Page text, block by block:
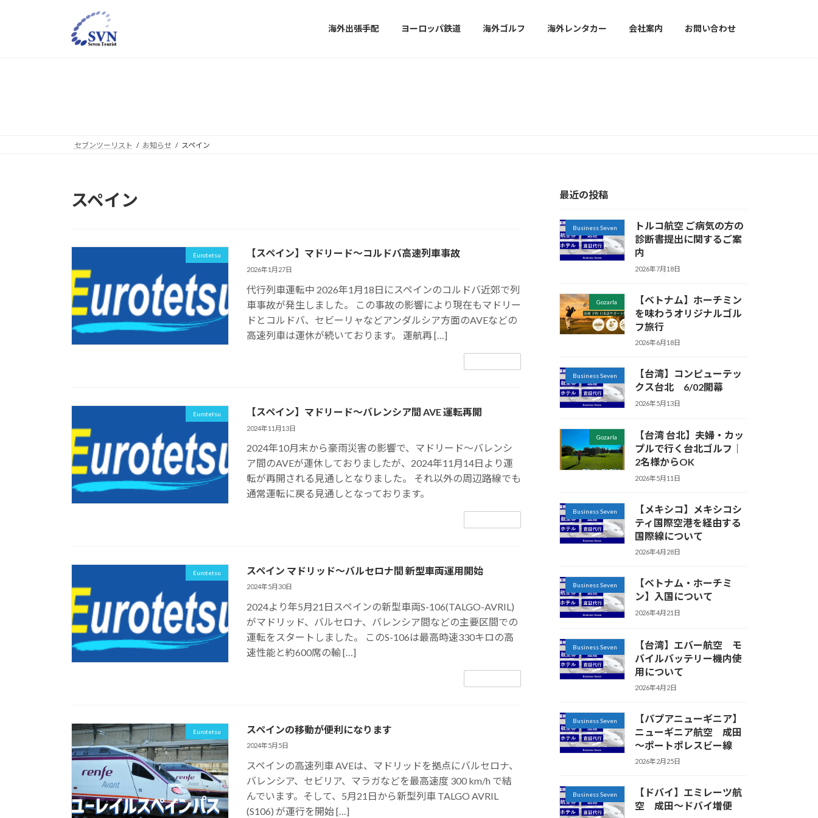
海外出張手配 ヨーロッパ鉄道 海外ゴルフ 海外レンタカー 会社案内 お問い合わせ
セブンツーリスト お知らせ スペイン
スペイン
Eurotetsu 【スペイン】マドリード～コルドバ高速列車事故
2026年1月27日
代行列車運転中 2026年1月18日にスペインのコルドバ近郊で列
車事故が発生しました。 この事故の影響により現在もマドリー
ドとコルドバ、セビーリャなどアンダルシア方面のAVEなどの
高速列車は運休が続いております。 運航再 […]
Eurotetsu 【スペイン】マドリード～バレンシア間 AVE 運転再開
2024年11月13日
2024年10月末から豪雨災害の影響で、マドリード～バレンシ
ア間のAVEが運休しておりましたが、2024年11月14日より運
転が再開される見通しとなりました。 それ以外の周辺路線でも
通常運転に戻る見通しとなっております。
Eurotetsu スペイン マドリッド～バルセロナ間 新型車両運用開始
2024年5月30日
2024より年5月21日スペインの新型車両S-106(TALGO-AVRIL)
がマドリッド、バルセロナ、バレンシア間などの主要区間での
運転をスタートしました。 このS-106は最高時速330キロの高
速性能と約600席の輸 […]
Eurotetsu スペインの移動が便利になります
2024年5月5日
スペインの高速列車 AVEは、マドリッドを拠点にバルセロナ、
バレンシア、セビリア、マラガなどを最高速度 300 km/h で結
んでいます。そして、5月21日から新型列車 TALGO AVRIL
(S106) が運行を開始 […]
最近の投稿
Business Seven
トルコ航空 ご病気の方の
診断書提出に関するご案
内
2026年7月18日
Gozarla
【ベトナム】ホーチミン
を味わうオリジナルゴル
フ旅行
2026年6月18日
Business Seven
【台湾】コンピューテッ
クス台北 6/02開幕
2026年5月13日
Gozarla
【台湾 台北】夫婦・カッ
プルで行く台北ゴルフ｜
2名様からOK
2026年5月11日
Business Seven
【メキシコ】メキシコシ
ティ国際空港を経由する
国際線について
2026年4月28日
Business Seven
【ベトナム・ホーチミ
ン】入国について
2026年4月21日
Business Seven
【台湾】エバー航空 モ
バイルバッテリー機内使
用について
2026年4月2日
Business Seven
【パプアニューギニア】
ニューギニア航空 成田
～ポートポレスビー線
2026年2月25日
Business Seven
【ドバイ】エミレーツ航
空 成田～ドバイ増便